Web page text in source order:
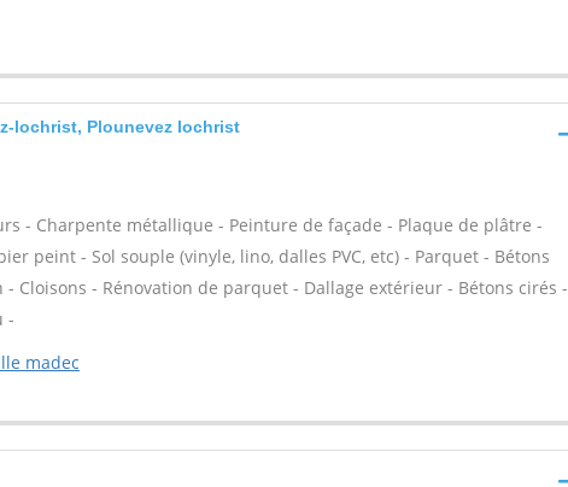
lochrist, Plounevez lochrist
- Charpente métallique - Peinture de façade - Plaque de plâtre -
peint - Sol souple (vinyle, lino, dalles PVC, etc) - Parquet - Bétons
Cloisons - Rénovation de parquet - Dallage extérieur - Bétons cirés -
-
madec